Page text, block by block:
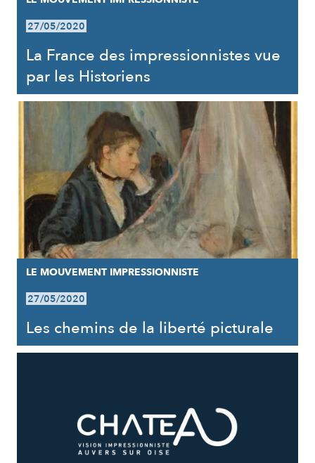
27/05/2020
La France des impressionnistes vue
par les Historiens
LE MOUVEMENT IMPRESSIONNISTE
27/05/2020
Les chemins de la liberté picturale